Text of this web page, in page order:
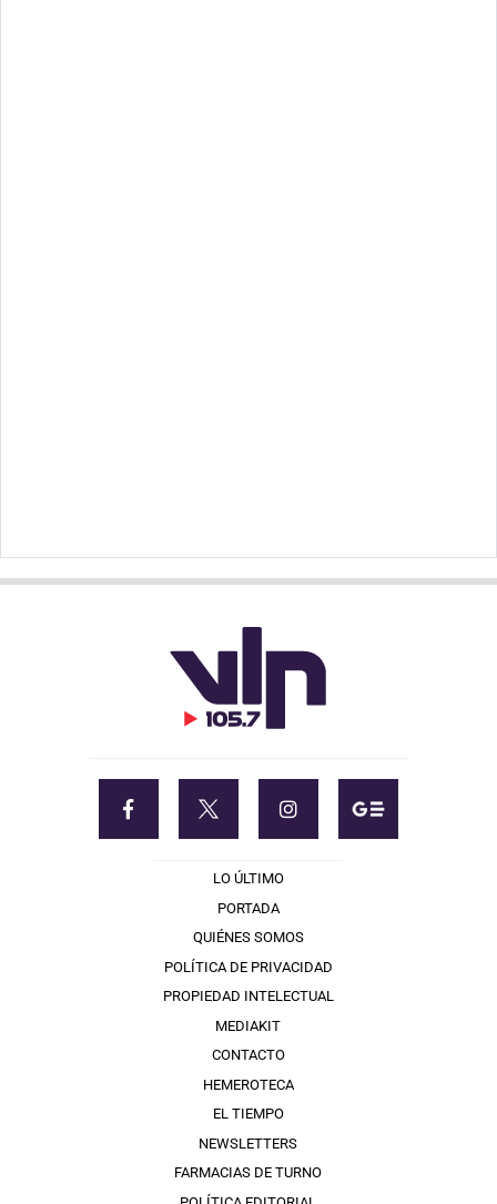
LO ÚLTIMO
PORTADA
QUIÉNES SOMOS
POLÍTICA DE PRIVACIDAD
PROPIEDAD INTELECTUAL
MEDIAKIT
CONTACTO
HEMEROTECA
EL TIEMPO
NEWSLETTERS
FARMACIAS DE TURNO